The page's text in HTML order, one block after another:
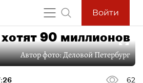
Войти
90 миллионов
Автор фото:Деловой Петербург
62